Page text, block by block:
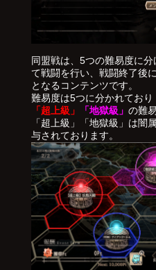
同盟戦は、5つの難易度に
て戦闘を行い、戦闘終了後
となるコンテンツです。
難易度は5つに分かれており
「超上級」
「地獄級」 の難
「超上級」「地獄級」は闇
与されております。